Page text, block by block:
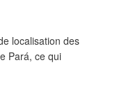
localisation des
Pará, ce qui